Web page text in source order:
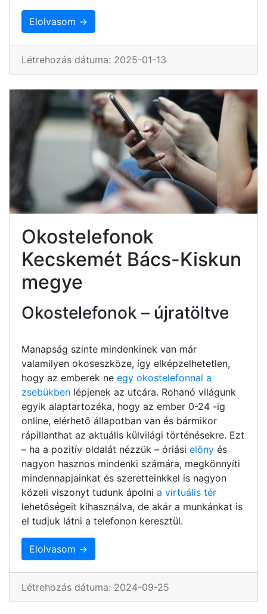
Elolvasom →
Létrehozás dátuma: 2025-01-13
Okostelefonok
Kecskemét Bács-Kiskun
megye
Okostelefonok – újratöltve
Manapság szinte mindenkinek van már
valamilyen okoseszköze, így elképzelhetetlen,
hogy az emberek ne egy okostelefonnal a
zsebükben lépjenek az utcára. Rohanó világunk
egyik alaptartozéka, hogy az ember 0-24 -ig
online, elérhető állapotban van és bármikor
rápillanthat az aktuális külvilági történésekre. Ezt
– ha a pozitív oldalát nézzük – óriási előny és
nagyon hasznos mindenki számára, megkönnyíti
mindennapjainkat és szeretteinkkel is nagyon
közeli viszonyt tudunk ápolni a virtuális tér
lehetőségeit kihasználva, de akár a munkánkat is
el tudjuk látni a telefonon keresztül.
Elolvasom →
Létrehozás dátuma: 2024-09-25